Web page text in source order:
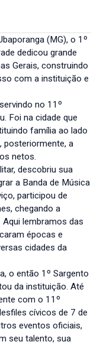
(MG), o 1º
dedicou grande
Gerais, construindo
com a instituição e
no 11º
Foi na cidade que
família ao lado
posteriormente, a
netos.
descobriu sua
a Banda de Música
participou de
chegando a
lembramos das
épocas e
cidades da
o então 1º Sargento
da instituição. Até
com o 11º
cívicos de 7 de
eventos oficiais,
seu talento, sua